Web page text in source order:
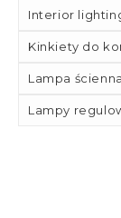
Interior
Kinkiety do
Lampa ścienna
Lampy